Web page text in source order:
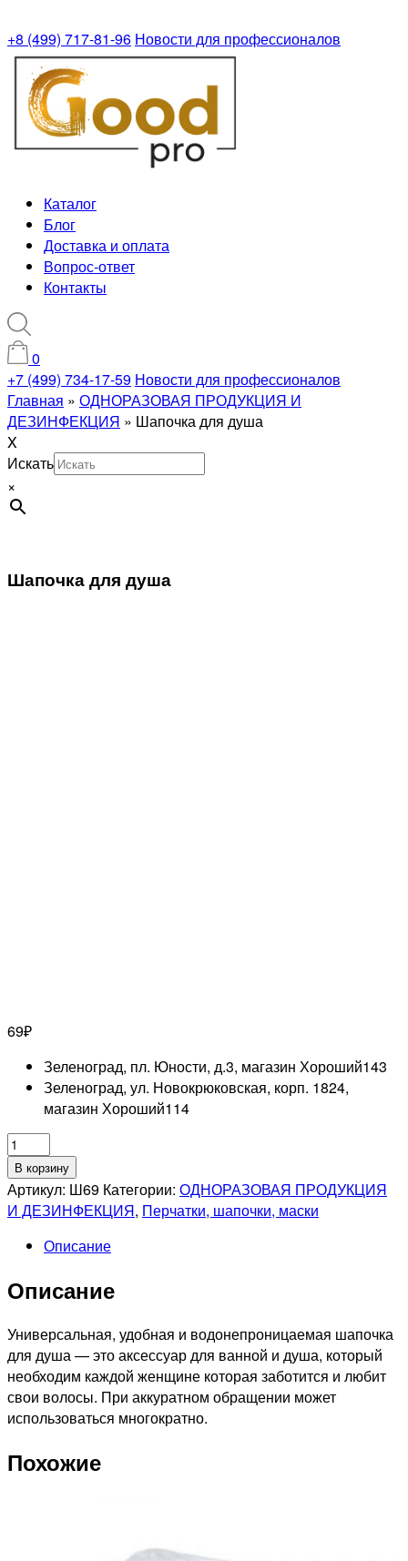
+8 (499) 717-81-96 Новости для профессионалов
Каталог
Блог
Доставка и оплата
Вопрос-ответ
Контакты
0
+7 (499) 734-17-59 Новости для профессионалов
Главная » ОДНОРАЗОВАЯ ПРОДУКЦИЯ И
ДЕЗИНФЕКЦИЯ » Шапочка для душа
X
Искать
×
Шапочка для душа
69₽
Зеленоград, пл. Юности, д.3, магазин Хороший143
Зеленоград, ул. Новокрюковская, корп. 1824,
магазин Хороший114
Количество
товара
Шапочка
для
В корзину
Артикул: Ш69 Категории: ОДНОРАЗОВАЯ ПРОДУКЦИЯ
И ДЕЗИНФЕКЦИЯ, Перчатки, шапочки, маски
Описание
Описание
Универсальная, удобная и водонепроницаемая шапочка
для душа — это аксессуар для ванной и душа, который
необходим каждой женщине которая заботится и любит
свои волосы. При аккуратном обращении может
использоваться многократно.
Похожие